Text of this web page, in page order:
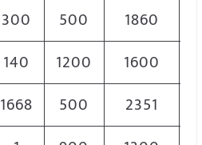
300 500 1860
140 1200 1600
1668 500 2351